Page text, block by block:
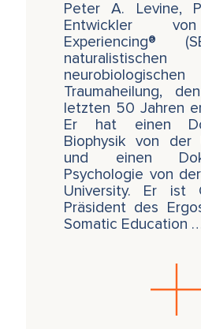
Peter A. Levine,
Entwickler
Experiencing®
Traumaheilung,
letzten 50 Jahren
Er hat einen
Biophysik von der
und einen
Psychologie von
University. Er ist
Präsident des
Somatic Education